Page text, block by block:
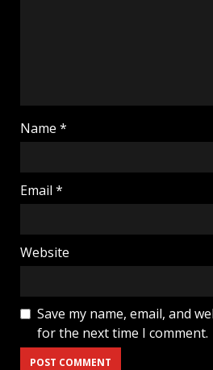
Name *
Email *
Website
Save my name, email, and
for the next time I comment.